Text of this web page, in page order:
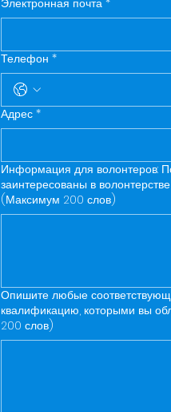
Электронная почта *
Телефон *
Адрес *
Информация для волонтеров:
заинтересованы в
(Максимум 200 слов)
Опишите любые
квалификацию, которыми вы
200 слов)